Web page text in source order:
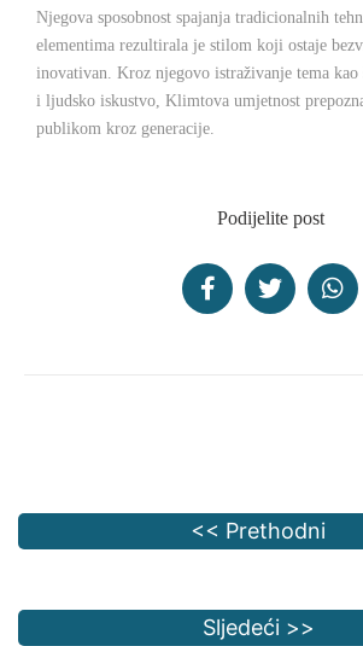
Njegova sposobnost spajanja tradicionalnih
elementima rezultirala je stilom koji ostaje
inovativan. Kroz njegovo istraživanje tema
i ljudsko iskustvo, Klimtova umjetnost
publikom kroz generacije.
Podijelite post
<< Prethodni
Sljedeći >>